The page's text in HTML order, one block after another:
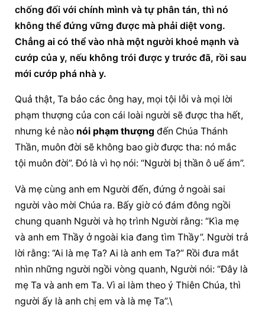
chống đối với chính mình và tự phân tán, thì nó
không thể đứng vững được mà phải diệt vong.
Chẳng ai có thể vào nhà một người khoẻ mạnh và
cướp của y, nếu không trói được y trước đã, rồi sau
mới cướp phá nhà y.
Quả thật, Ta bảo các ông hay, mọi tội lỗi và mọi lời
phạm thượng của con cái loài người sẽ được tha hết,
nhưng kẻ nào nói phạm thượng đến Chúa Thánh
Thần, muôn đời sẽ không bao giờ được tha: nó mắc
tội muôn đời”. Đó là vì họ nói: “Người bị thần ô uế ám”.
Và mẹ cùng anh em Người đến, đứng ở ngoài sai
người vào mời Chúa ra. Bấy giờ có đám đông ngồi
chung quanh Người và họ trình Người rằng: “Kìa mẹ
và anh em Thầy ở ngoài kia đang tìm Thầy”. Người trả
lời rằng: “Ai là mẹ Ta? Ai là anh em Ta?” Rồi đưa mắt
nhìn những người ngồi vòng quanh, Người nói: “Đây là
mẹ Ta và anh em Ta. Vì ai làm theo ý Thiên Chúa, thì
người ấy là anh chị em và là mẹ Ta”.\